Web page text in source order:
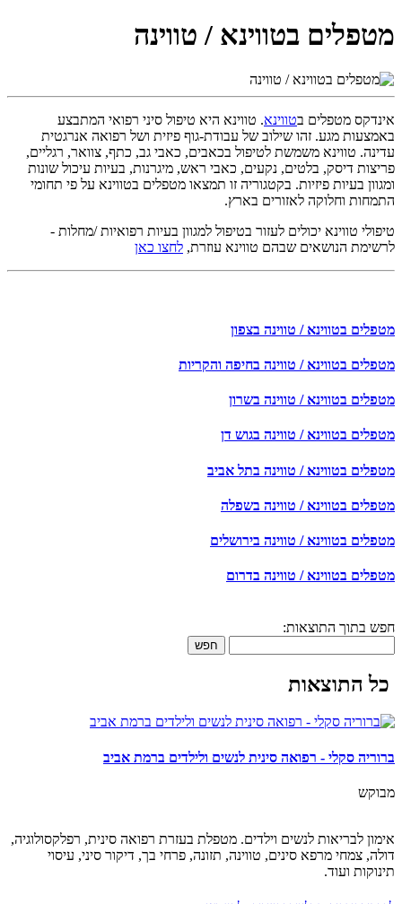
מטפלים בטווינא / טווינה
אינדקס מטפלים בטווינא. טווינא היא טיפול סיני רפואי המתבצע
באמצעות מגע. זהו שילוב של עבודת-גוף פיזית ושל רפואה אנרגטית
עדינה. טווינא משמשת לטיפול בכאבים, כאבי גב, כתף, צוואר, רגליים,
פריצות דיסק, בלטים, נקעים, כאבי ראש, מיגרנות, בעיות עיכול שונות
ומגוון בעיות פיזיות. בקטגוריה זו תמצאו מטפלים בטווינא על פי תחומי
התמחות וחלוקה לאזורים בארץ.
טיפולי טווינא יכולים לעזור בטיפול למגוון בעיות רפואיות /מחלות -
לרשימת הנושאים שבהם טווינא עוזרת, לחצו כאן
מטפלים בטווינא / טווינה בצפון
מטפלים בטווינא / טווינה בחיפה והקריות
מטפלים בטווינא / טווינה בשרון
מטפלים בטווינא / טווינה בגוש דן
מטפלים בטווינא / טווינה בתל אביב
מטפלים בטווינא / טווינה בשפלה
מטפלים בטווינא / טווינה בירושלים
מטפלים בטווינא / טווינה בדרום
חפש בתוך התוצאות:
חפש
כל התוצאות
ברוריה סקלי - רפואה סינית לנשים ולילדים ברמת אביב
מבוקש
אימון לבריאות לנשים וילדים. מטפלת בעזרת רפואה סינית, רפלקסולוגיה,
דולה, צמחי מרפא סינים, טווינה, תזונה, פרחי בך, דיקור סיני, עיסוי
תינוקות ועוד.